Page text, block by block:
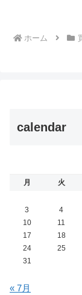
ホーム
calendar
月 火
3
4
10
11
17
18
24
25
31
« 7月